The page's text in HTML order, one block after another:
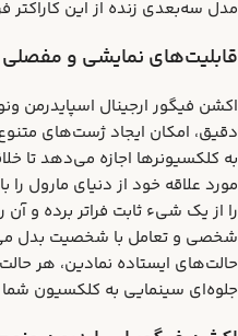
مدل سه‌بعدی زنده از این
قابلیت‌های نمایشی و
اکشن فیگور ارجینال اسپایدرمن
دقیق، امکان ایجاد ژست‌های
به کلکسیونرها اجازه می‌دهد تا
مورد علاقه خود از دنیای مارول
را از یک شیء ثابت فراتر برده و آن
شخصی و تعامل با شخصیت بدل
حالت‌های ایستاده نمادین، هر
جلوه‌ای سینمایی به کلکسیون